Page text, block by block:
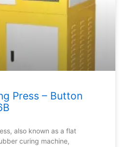
Press – Button
also known as a flat
curing machine,